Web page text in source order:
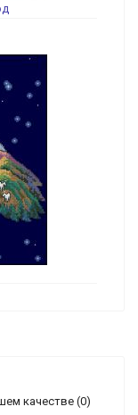
качестве (0)